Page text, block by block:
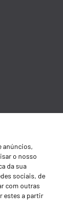
anúncios,
o nosso
da sua
sociais, de
com outras
estes a partir